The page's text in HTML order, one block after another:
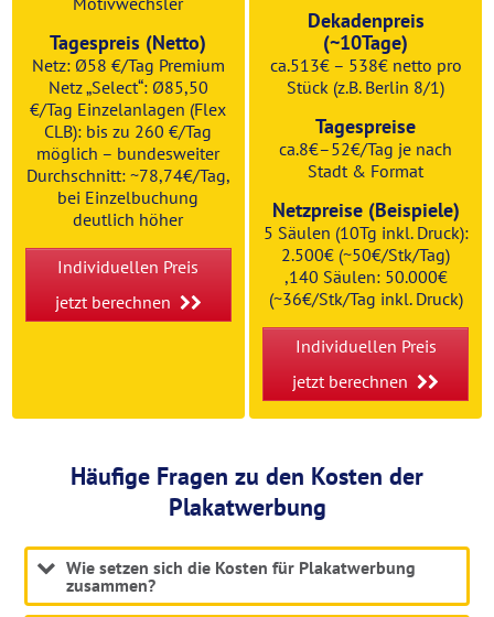
Tagespreis (Netto)
Netz: Ø58 €/Tag Premium
Netz „Select“: Ø85,50
€/Tag Einzelanlagen (Flex
CLB): bis zu 260 €/Tag
möglich – bundesweiter
Durchschnitt: ~78,74€/Tag,
bei Einzelbuchung
deutlich höher
Individuellen Preis
jetzt berechnen
Dekadenpreis
(~10Tage)
ca.513€ – 538€ netto pro
Stück (z.B. Berlin 8/1)
Tagespreise
ca.8€–52€/Tag je nach
Stadt & Format
Netzpreise (Beispiele)
5 Säulen (10Tg inkl. Druck):
2.500€ (~50€/Stk/Tag)
,140 Säulen: 50.000€
(~36€/Stk/Tag inkl. Druck)
Individuellen Preis
jetzt berechnen
Häufige Fragen zu den Kosten der
Plakatwerbung
Wie setzen sich die Kosten für Plakatwerbung
zusammen?